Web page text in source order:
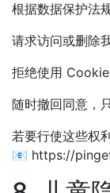
根据数据保护法
请求访问或删除
拒绝使用
随时撤回同意，
若要行使这些权
📧 https://